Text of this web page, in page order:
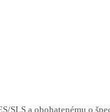
SLS a obohatenému